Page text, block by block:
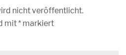
nicht veröffentlicht.
mit* markiert